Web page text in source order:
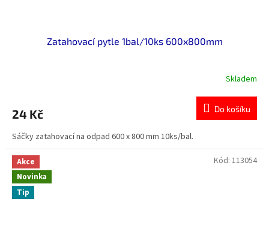
Zatahovací pytle 1bal/10ks 600x800mm
Skladem
24 Kč Do košíku
Sáčky zatahovací na odpad 600 x 800 mm 10ks/bal.
Akce
Novinka
Tip
Kód: 113054